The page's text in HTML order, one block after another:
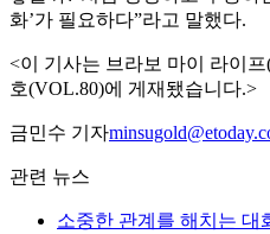
화’가 필요하다”라고 말했다.
<이 기사는 브라보 마이 라이
호(VOL.80)에 게재됐습니다.>
금민수 기자
관련 뉴스
소중한 관계를 해치는 대